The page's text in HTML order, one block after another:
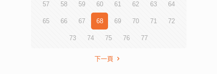
57 58 59 60 61 62 63 64
65 66 67 68 69 70 71 72
73 74 75 76 77
下一頁